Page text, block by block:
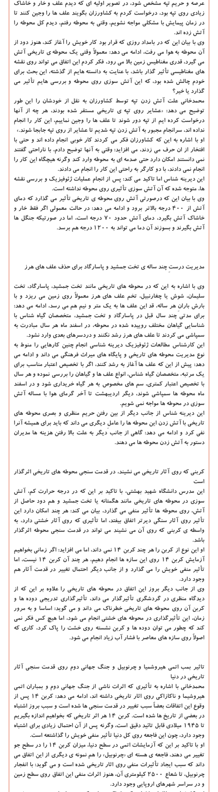
عرصه و حریم تپه مشخص شود، در تصویر اولیه ای كه دیدم علف و خار و خاشاك
زیادی روی تپه بود، درخواست كردم به كشاورزان بگویند علف ها را وجین كنند تا
در زمان پیمایش با مشكلی مواجه نشویم، وقتی به محوطه رفتم، دیدم كل محوطه را
آتش زده اند.
وی با بیان این كه در بامداد روزی كه قرار بود كار خویش را آغاز كند، هنوز دود از
آن محوطه به هوا می رفت، ادامه می دهد:معمولاً وقتی یك محوطه ی تاریخی آتش
می گیرد، قدری مغناطیس زمین بالا می رود، فكر كردم این اتفاق می تواند روی نقشه
های مغناطیسی تأثیر گذار باشد، با عنایت به دانسته هایم از گذشته، این بحث برای
خودم چالش شده بود، كه این آتش سوزی روی محوطه و بررسی هایم تأثیر می
گذارد یا خیر؟
محمدخانی علت آتش زدن تپه توسط كشاورزان به نقل از خودشان را این طور
توضیح می دهد: «عشایر روی تپه ی تاریخی مستقر شده بودند، هر چه از آنها
درخواست كرده ایم از تپه دور شوند تا علف ها را وجین نماییم، این كار را انجام
نداده اند، سرانجام مجبور به آتش زدن تپه شدیم تا عشایر از روی تپه جابجا شوند.»
او با اشاره به این كه كشاورزان فكر می كردند كار خوبی انجام داده اند و حتی با
افتخار از ان حرف می زدند، می افزاید: وقتی به آنها توضیح دادم، با ناراحتی گفتند
نمی دانستند امكان دارد حتی صدمه ای به محوطه وارد كند وگرنه هیچگاه این كار را
انجام نمی دادند، با دو كارگر به راحتی این كار را انجام می دادند.
این دیرینه شناس اما تاكید می كند: پس از انجام عملیات ژئوفیزیك و بررسی نقشه
ها، متوجه شده كه آن آتش سوزی تأثیری روی محوطه نداشته است.
وی با بیان این كه درصورتی آتش روی محوطه ی تاریخی تأثیر می گذارد كه دمای
آتش از ۴۰۰ درجه بالاتر برود و ادامه می دهد: در حالت معمولی اگر فقط خار و
خاشاك آتش بگیرد، دمای آتش حدود ۷۰ درجه است، اما در صورتیكه جنگل ها
آتش بگیرند و بسوزند آن دما می تواند به ۱۲۰۰ درجه هم برسد.
مدیریت درستِ چند ساله ی تخت جمشید و پاسارگاد برای حذف علف های هرز
وی با اشاره به این كه در محوطه های تاریخی مانند تخت جمشید، پاسارگاد، تخت
سلیمان، شوش یا چغارنبیل، تخم علف های هرز معمولاً روی زمین می ریزد و با
بارش بارانِ هر ساله، قد این علف ها به یك متر و نیم هم می رسد، ادامه می دهد:
برای مدتی چند سال قبل در پاسارگاد و تخت جمشید، متخصصان گیاه شناس با
شناسایی گیاهان مختلف روییده شده در محوطه، در اسفند ماه هر سال مبادرت به
سمپاشی می كردند تا علف های هرز رشد نكنند و دردسرهای بعدی وارد نشود.
این كارشناس مطالعات ژئوفیزیك دیرینه شناسی انجام چنین كارهایی را منوط به
نوع مدیریت محوطه های تاریخی و پایگاه های میراث فرهنگی می داند و ادامه می
دهد: پیش از این كه علف ها آغاز به رشد كنند، اگر با تخصیص اعتبار مناسب برای
یك مرتبه، متخصصان گیاه شناس، انواع علف ها و گیاهان را بررسی نموده و هر سال
با تخصیص اعتبار كمتری، سم های مخصوص به هر گیاه خریداری شود و در اسفند
ماه محوطه ها سمپاشی شوند، دیگر اردیبهشت تا آخر گرمای هوا با مساله آتش
سوزی در محوطه ها مواجه نمی شویم.
این دیرینه شناس از جانب دیگر از بین رفتن حریم منظری و بصری محوطه های
تاریخی با آتش زدن این محوطه ها را عاملِ دیگری می داند كه باید برای همیشه آنرا
نفی كرد و ادامه می دهد: گاهی از جانب دیگر به علت بالا رفتن هزینه ها مدیران
دستور به آتش زدن محوطه ها می دهند.
كربنی كه روی آثار تاریخی می نشیند، در قدمت سنجی محوطه های تاریخی اثرگذار
است
این مدرس دانشگاه شهید بهشتی، با تاكید بر این كه در درجه حرارت كم، آتش
سوزی در محوطه های تاریخی مانند هگمتانه یا تخت جمشید و هم دود حاصل از
آتش، روی محوطه ها تأثیر منفی می گذارد، بیان می كند: هر چند امكان دارد این
تأثیر روی آثار سنگی دیرتر اتفاق بیفتد، اما تأثیری كه روی آثار خشتی دارد، به
واسطه ی كربنی كه روی آن می نشیند می تواند در قدمت سنجی محوطه اثرگذار
باشد.
او این نوع از كربن را هر چند كربن ۱۴ نمی داند، اما می افزاید: اگر زمانی بخواهیم
آزمایش كربن ۱۴ روی این سازه ها انجام دهیم، هر چند آن كربن ۱۴ نیست، اما
تأثیر منفی خویش را می گذارد و از جانب دیگر احتمال تغییر در قدمت آثار هم
وجود دارد.
وی از جانب دیگر بروز این اتفاق در محوطه های تاریخی را علاوه بر این كه از
دیدگاه منظری در گردشگری تأثیرگذار می داند، تأثیرگذاری تدریجی دوده ها و
كربن آن روی محوطه های تاریخی خطرناك می داند و می گوید: اساسا و به مرور
زمان، این تأثیرگذاری در محوطه های خشتی انجام می شود، اما هیچ كس فكر نمی
كند كه چطور می توان دوده ها و كربن نشسته روی خشت را پاك كرد، كاری كه
اصولاً روی سازه های معاصر با فشار آب زیاد انجام می شود.
تاثیر بمب اتمی هیروشمیا و چرنوبیل و جنگ جهانی دوم روی قدمت سنجی آثار
تاریخی در دنیا
محمدخانی با اشاره به تأثیری كه اثرات ناشی از جنگ جهانی دوم و بمباران اتمی
هیروشیما و ناكازاكی روی اثار تاریخی داشته اند، ادامه می دهد: كربن ۱۴ پس از
وقوع این اتفاقات بعضاً سبب تغییر در قدمت سنجی ها شده است و سبب بروز اشتباه
در بعضی از تاریخ ها شده است. كربن ۱۴ هر اثر تاریخی كه بخواهیم اندازه بگیریم
تا ۱۹۴۵ میلادی قابل تائید دقیق است، وگرنه پس از آن احتمال زیادی برای اشتباه
وجود دارد، چون این فاجعه روی كل دنیا تأثیر منفی خویش را گذاشتعه است.
او با تاكید بر این كه آزمایشات اتمی در سطح دنیا، میزان كربن ۱۴ را در سطح جو
تغییر می دهند، فاجعه ی هسته ای «چرنوبیل» را هم نمونه ی دیگری از این اتفاق می
داند كه سبب ایجاد تأثیرات منفی روی اثار تاریخی شده است و می گوید: با انفجار
چرنوبیل، تا شعاع ۲۵۰۰ كیلومتری آن، هنوز اثرات منفی این اتفاق روی سطح زمین
و در سراسر شهرهای اروپایی وجود دارد.